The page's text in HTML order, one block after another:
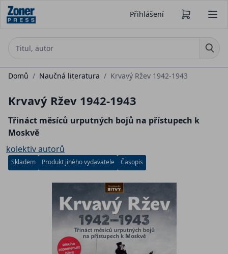
Přihlášení
Domů / Naučná literatura / Krvavý Ržev 1942-1943
Krvavý Ržev 1942-1943
Třináct měsíců urputných bojů na přístupech k
Moskvě
kolektiv autorů
Skladem Produkt jiného vydavatele Časopis